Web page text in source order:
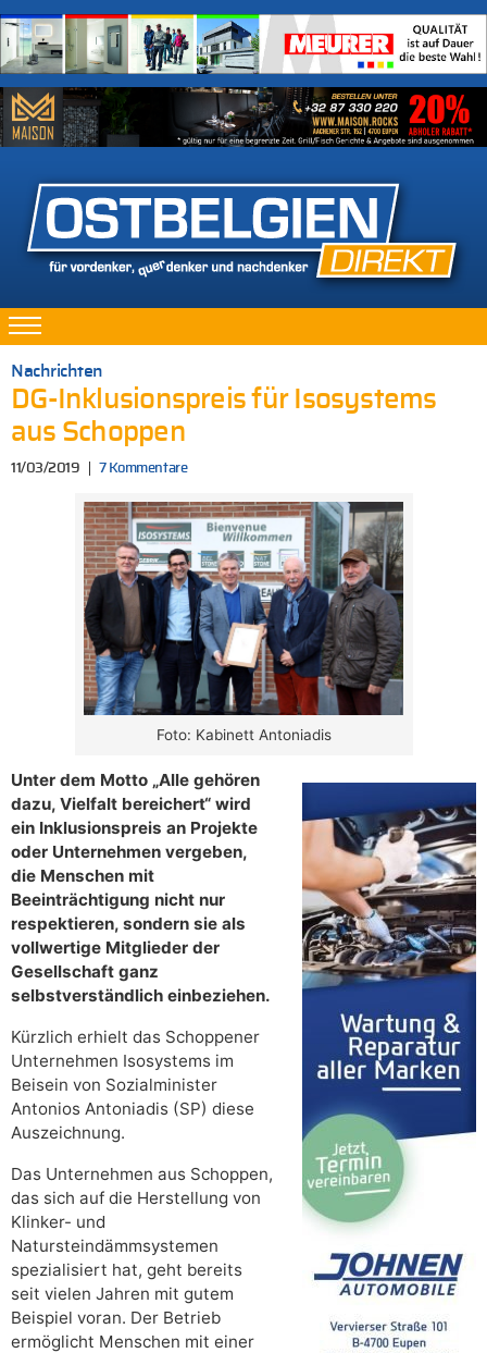
Nachrichten
DG-Inklusionspreis für Isosystems
aus Schoppen
11/03/2019 7 Kommentare
Foto: Kabinett Antoniadis
Unter dem Motto „Alle gehören
dazu, Vielfalt bereichert“ wird
ein Inklusionspreis an Projekte
oder Unternehmen vergeben,
die Menschen mit
Beeinträchtigung nicht nur
respektieren, sondern sie als
vollwertige Mitglieder der
Gesellschaft ganz
selbstverständlich einbeziehen.
Kürzlich erhielt das Schoppener
Unternehmen Isosystems im
Beisein von Sozialminister
Antonios Antoniadis (SP) diese
Auszeichnung.
Das Unternehmen aus Schoppen,
das sich auf die Herstellung von
Klinker- und
Natursteindämmsystemen
spezialisiert hat, geht bereits
seit vielen Jahren mit gutem
Beispiel voran. Der Betrieb
ermöglicht Menschen mit einer